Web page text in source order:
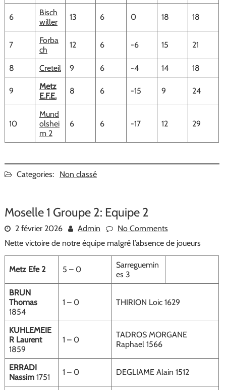
6
Bisch
willer
13 6 0 18 18
7
Forba
ch
12 6 -6 15 21
8 Creteil 9 6 -4 14 18
9
Metz
E.F.E.
8 6 -15 9 24
10
Mund
olshei
m 2
6 6 -17 12 29
Categories: Non classé
Moselle 1 Groupe 2: Equipe 2
2 février 2026 Admin
No Comments
Nette victoire de notre équipe malgré l’absence de joueurs
Metz Efe 2 5 – 0
Sarreguemin
es 3
BRUN
Thomas
1854
1 – 0 THIRION Loic 1629
KUHLEMEIE
R Laurent
1859
1 – 0
TADROS MORGANE
Raphael 1566
ERRADI
Nassim1751
1 – 0 DEGLIAME Alain 1512